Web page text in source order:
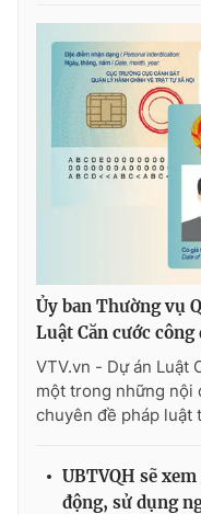
Ủy ban Thường vụ
Luật Căn cước
VTV.vn - Dự án Luật
một trong những nội
chuyên đề pháp luật
UBTVQH sẽ
động, sử dụng